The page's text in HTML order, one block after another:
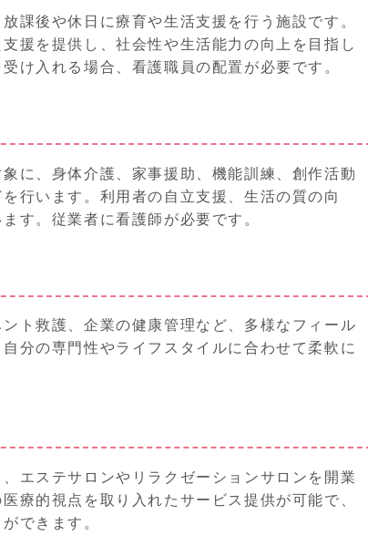
課後や休日に療育や生活支援を行う施設です。
援を提供し、社会性や生活能力の向上を目指し
け入れる場合、看護職員の配置が必要です。
に、身体介護、家事援助、機能訓練、創作活動
行います。利用者の自立支援、生活の質の向
す。従業者に看護師が必要です。
ト救護、企業の健康管理など、多様なフィール
分の専門性やライフスタイルに合わせて柔軟に
エステサロンやリラクゼーションサロンを開業
療的視点を取り入れたサービス提供が可能で、
できます。